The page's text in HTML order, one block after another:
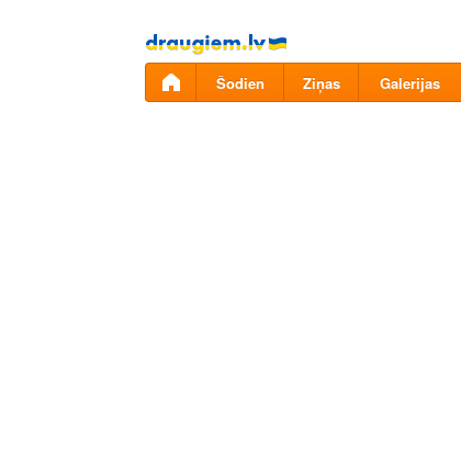
Pāriet
uz
saturu
Šodien Ziņas Galerijas